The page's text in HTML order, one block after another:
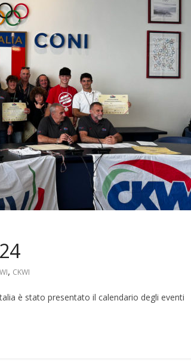
, CKWI
è stato presentato il calendario degli eventi